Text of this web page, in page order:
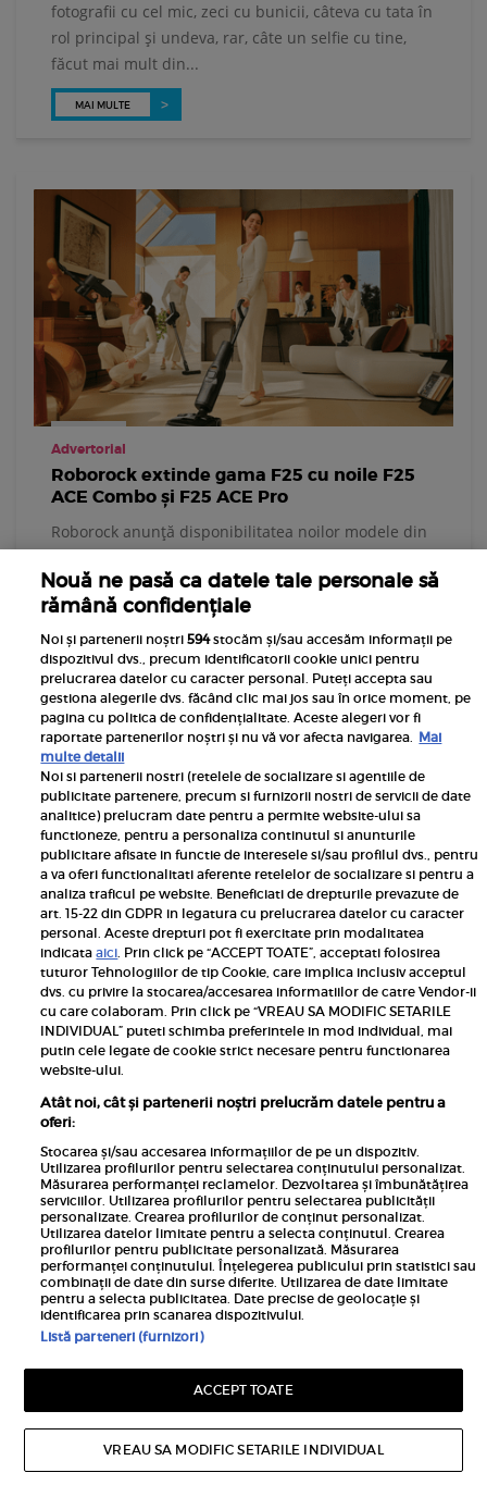
fotografii cu cel mic, zeci cu bunicii, câteva cu tata în
rol principal și undeva, rar, câte un selfie cu tine,
făcut mai mult din...
MAI MULTE
Advertorial
Roborock extinde gama F25 cu noile F25
ACE Combo și F25 ACE Pro
Roborock anunță disponibilitatea noilor modele din
ACE Pro, două aspiratoare verticale cordless wet-dry
dezvoltate pentru utilizatorii care...
MAI MULTE ARTICOLE
Termeni si conditii
Politica de confidențialitate
Despre cookies
Contact
Inscrie-te la newsletterul UNICA
Pariază responsabil! Decizia ONJN nr. 821/25.09.2025.
Links
Nouă ne pasă ca datele tale personale să
rămână confidențiale
Noi și partenerii noștri594stocăm și/sau accesăm informații pe
dispozitivul dvs., precum identificatorii cookie unici pentru
prelucrarea datelor cu caracter personal. Puteți accepta sau
gestiona alegerile dvs. făcând clic mai jos sau în orice moment, pe
pagina cu politica de confidențialitate. Aceste alegeri vor fi
raportate partenerilor noștri și nu vă vor afecta navigarea. Mai
multe detalii
Noi si partenerii nostri (retelele de socializare si agentiile de
publicitate partenere, precum si furnizorii nostri de servicii de date
analitice) prelucram date pentru a permite website-ului sa
functioneze, pentru a personaliza continutul si anunturile
publicitare afisate in functie de interesele si/sau profilul dvs., pentru
a va oferi functionalitati aferente retelelor de socializare si pentru a
analiza traficul pe website. Beneficiati de drepturile prevazute de
art. 15-22 din GDPR in legatura cu prelucrarea datelor cu caracter
personal. Aceste drepturi pot fi exercitate prin modalitatea
indicataaici. Prin click pe “ACCEPT TOATE”, acceptati folosirea
tuturor Tehnologiilor de tip Cookie, care implica inclusiv acceptul
dvs. cu privire la stocarea/accesarea informatiilor de catre Vendor-ii
cu care colaboram. Prin click pe “VREAU SA MODIFIC SETARILE
INDIVIDUAL” puteti schimba preferintele in mod individual, mai
putin cele legate de cookie strict necesare pentru functionarea
website-ului.
Atât noi, cât și partenerii noștri prelucrăm datele pentru a
oferi:
Stocarea și/sau accesarea informațiilor de pe un dispozitiv.
Utilizarea profilurilor pentru selectarea conținutului personalizat.
Măsurarea performanței reclamelor. Dezvoltarea și îmbunătățirea
serviciilor. Utilizarea profilurilor pentru selectarea publicității
personalizate. Crearea profilurilor de conținut personalizat.
Utilizarea datelor limitate pentru a selecta conținutul. Crearea
profilurilor pentru publicitate personalizată. Măsurarea
performanței conținutului. Înțelegerea publicului prin statistici sau
combinații de date din surse diferite. Utilizarea de date limitate
pentru a selecta publicitatea. Date precise de geolocație și
identificarea prin scanarea dispozitivului.
Listă parteneri (furnizori)
ACCEPT TOATE
VREAU SA MODIFIC SETARILE INDIVIDUAL